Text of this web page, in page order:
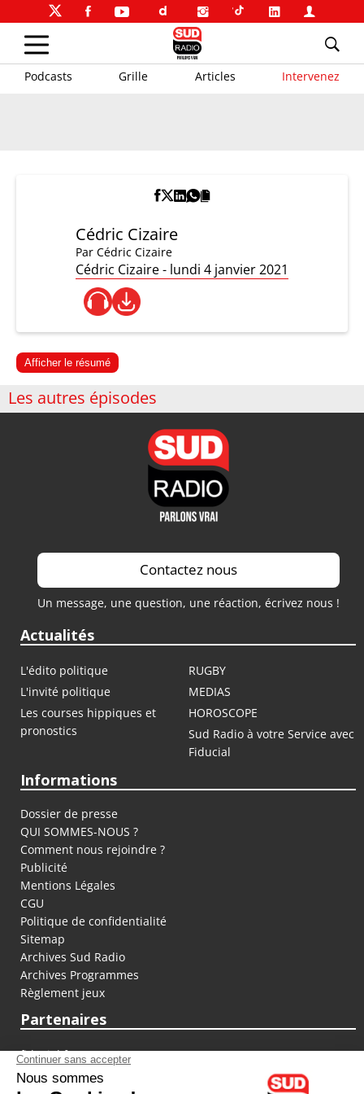
Podcasts Grille Articles Intervenez
Cédric Cizaire
Par Cédric Cizaire
Cédric Cizaire - lundi 4 janvier 2021
Afficher le résumé
Les autres épisodes
Contactez nous
Un message, une question, une réaction, écrivez nous !
Actualités
L'édito politique
RUGBY
L'invité politique
MEDIAS
Les courses hippiques et
pronostics
HOROSCOPE
Sud Radio à votre Service avec
Fiducial
Informations
Dossier de presse
QUI SOMMES-NOUS ?
Comment nous rejoindre ?
Publicité
Mentions Légales
CGU
Politique de confidentialité
Sitemap
Archives Sud Radio
Archives Programmes
Règlement jeux
Partenaires
fiducial.fr
lyoncapitale.fr